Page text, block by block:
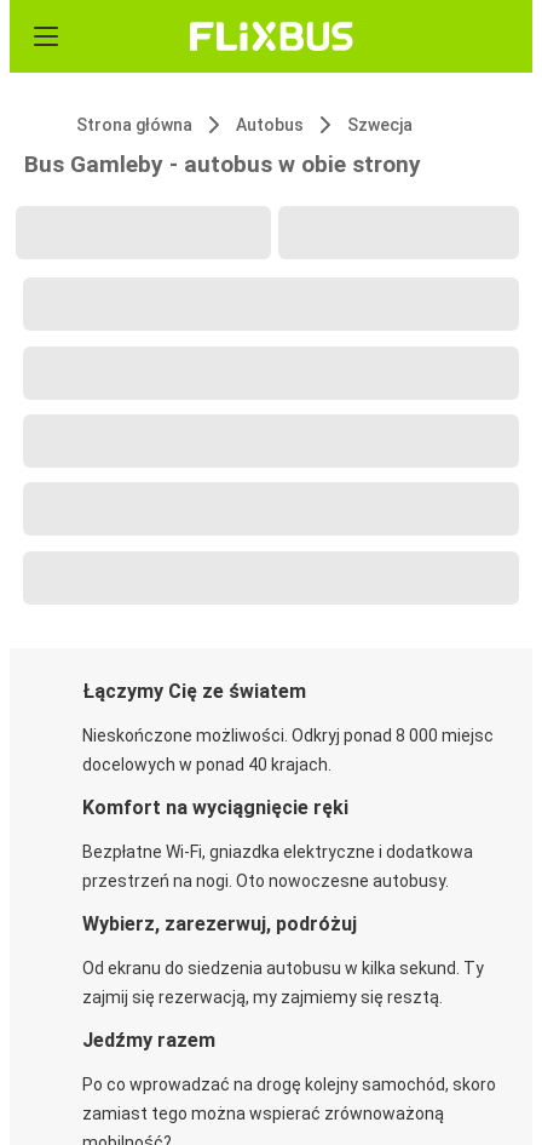
Strona główna Autobus Szwecja
Bus Gamleby - autobus w obie strony
Łączymy Cię ze światem
Nieskończone możliwości. Odkryj ponad 8 000 miejsc
docelowych w ponad 40 krajach.
Komfort na wyciągnięcie ręki
Bezpłatne Wi-Fi, gniazdka elektryczne i dodatkowa
przestrzeń na nogi. Oto nowoczesne autobusy.
Wybierz, zarezerwuj, podróżuj
Od ekranu do siedzenia autobusu w kilka sekund. Ty
zajmij się rezerwacją, my zajmiemy się resztą.
Jedźmy razem
Po co wprowadzać na drogę kolejny samochód, skoro
zamiast tego można wspierać zrównoważoną